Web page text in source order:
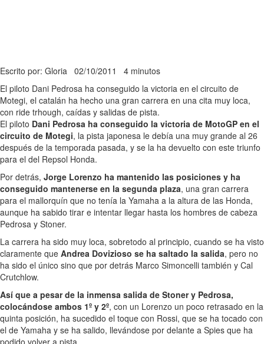
Escrito por: Gloria 02/10/2011 4 minutos
El piloto Dani Pedrosa ha conseguido la victoria en el circuito de
Motegi, el catalán ha hecho una gran carrera en una cita muy loca,
con ride trhough, caídas y salidas de pista.
El piloto Dani Pedrosa ha conseguido la victoria de MotoGP en el
circuito de Motegi, la pista japonesa le debía una muy grande al 26
después de la temporada pasada, y se la ha devuelto con este triunfo
para el del Repsol Honda.
Por detrás, Jorge Lorenzo ha mantenido las posiciones y ha
conseguido mantenerse en la segunda plaza, una gran carrera
para el mallorquín que no tenía la Yamaha a la altura de las Honda,
aunque ha sabido tirar e intentar llegar hasta los hombres de cabeza
Pedrosa y Stoner.
La carrera ha sido muy loca, sobretodo al principio, cuando se ha visto
claramente que Andrea Dovizioso se ha saltado la salida, pero no
ha sido el único sino que por detrás Marco Simoncelli también y Cal
Crutchlow.
Así que a pesar de la inmensa salida de Stoner y Pedrosa,
colocándose ambos 1º y 2º, con un Lorenzo un poco retrasado en la
quinta posición, ha sucedido el toque con Rossi, que se ha tocado con
el de Yamaha y se ha salido, llevándose por delante a Spies que ha